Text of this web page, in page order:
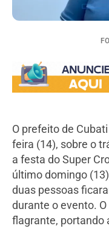
O prefeito de
feira (14), sobre o
a festa do Super
último domingo
duas pessoas
durante o evento.
flagrante, portando